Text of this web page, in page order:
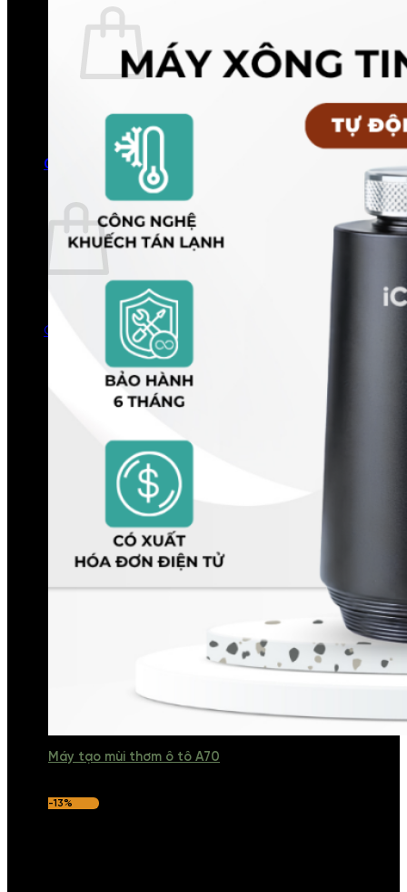
Quay trở lại cửa hàng
0
Giỏ hàng
Chưa có sản phẩm trong giỏ hàng.
Quay trở lại cửa hàng
Máy tạo mùi thơm ô tô A70
-13%